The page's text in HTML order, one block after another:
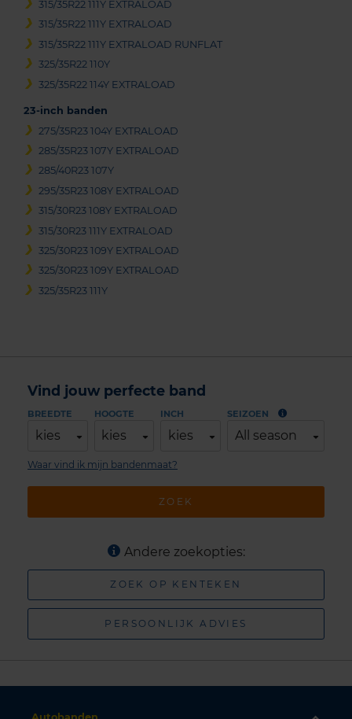
315/35R22 111Y EXTRALOAD
315/35R22 111Y EXTRALOAD
315/35R22 111Y EXTRALOAD RUNFLAT
325/35R22 110Y
325/35R22 114Y EXTRALOAD
23-inch banden
275/35R23 104Y EXTRALOAD
285/35R23 107Y EXTRALOAD
285/40R23 107Y
295/35R23 108Y EXTRALOAD
315/30R23 108Y EXTRALOAD
315/30R23 111Y EXTRALOAD
325/30R23 109Y EXTRALOAD
325/30R23 109Y EXTRALOAD
325/35R23 111Y
Vind jouw perfecte band
BREEDTE
kies
HOOGTE
kies
INCH
kies
SEIZOEN
All season
ZOEK
Waar vind ik mijn bandenmaat?
Andere zoekopties:
ZOEK OP KENTEKEN
PERSOONLIJK ADVIES